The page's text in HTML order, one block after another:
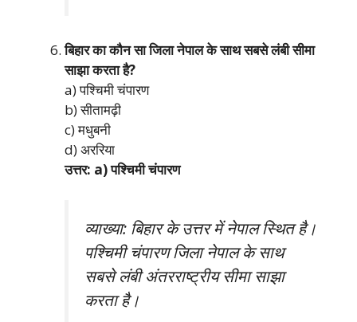
बिहार का कौन सा जिला नेपाल के साथ सबसे लंबी सीमा
साझा करता है?
a) पश्चिमी चंपारण
b) सीतामढ़ी
c) मधुबनी
d) अररिया
उत्तर: a) पश्चिमी चंपारण
व्याख्या: बिहार के उत्तर में नेपाल स्थित है।
पश्चिमी चंपारण जिला नेपाल के साथ
सबसे लंबी अंतरराष्ट्रीय सीमा साझा
करता है।